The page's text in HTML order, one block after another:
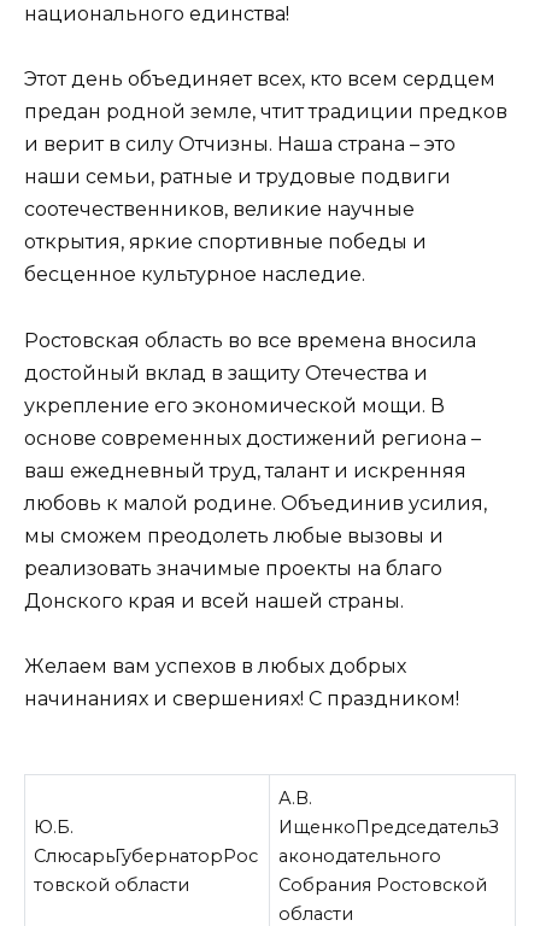
национального единства!
Этот день объединяет всех, кто всем сердцем
предан родной земле, чтит традиции предков
и верит в силу Отчизны. Наша страна – это
наши семьи, ратные и трудовые подвиги
соотечественников, великие научные
открытия, яркие спортивные победы и
бесценное культурное наследие.
Ростовская область во все времена вносила
достойный вклад в защиту Отечества и
укрепление его экономической мощи. В
основе современных достижений региона –
ваш ежедневный труд, талант и искренняя
любовь к малой родине. Объединив усилия,
мы сможем преодолеть любые вызовы и
реализовать значимые проекты на благо
Донского края и всей нашей страны.
Желаем вам успехов в любых добрых
начинаниях и свершениях! С праздником!
Ю.Б.
СлюсарьГубернаторРос
товской области
А.В.
ИщенкоПредседательЗ
аконодательного
Собрания Ростовской
области